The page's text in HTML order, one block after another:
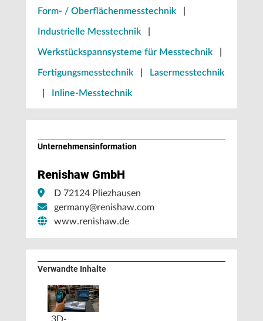
Form- / Oberflächenmesstechnik
Industrielle Messtechnik
Werkstückspannsysteme für Messtechnik
Fertigungsmesstechnik Lasermesstechnik
Inline-Messtechnik
Unternehmens­information
Renishaw GmbH
D 72124 Pliezhausen
germany@renishaw.com
www.renishaw.de
Verwandte Inhalte